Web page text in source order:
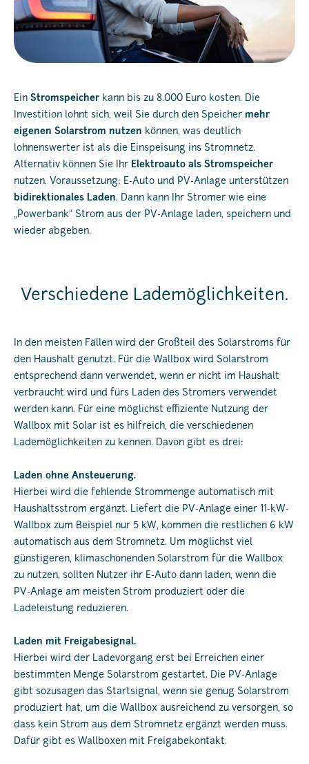
Ein Stromspeicher kann bis zu 8.000 Euro kosten. Die
Investition lohnt sich, weil Sie durch den Speicher mehr
eigenen Solarstrom nutzen können, was deutlich
lohnenswerter ist als die Einspeisung ins Stromnetz.
Alternativ können Sie Ihr Elektroauto als Stromspeicher
nutzen. Voraussetzung: E-Auto und PV-Anlage unterstützen
bidirektionales Laden. Dann kann Ihr Stromer wie eine
„Powerbank“ Strom aus der PV-Anlage laden, speichern und
wieder abgeben.
Verschiedene Lademöglichkeiten.
In den meisten Fällen wird der Großteil des Solarstroms für
den Haushalt genutzt. Für die Wallbox wird Solarstrom
entsprechend dann verwendet, wenn er nicht im Haushalt
verbraucht wird und fürs Laden des Stromers verwendet
werden kann. Für eine möglichst effiziente Nutzung der
Wallbox mit Solar ist es hilfreich, die verschiedenen
Lademöglichkeiten zu kennen. Davon gibt es drei:
Laden ohne Ansteuerung.
Hierbei wird die fehlende Strommenge automatisch mit
Haushaltsstrom ergänzt. Liefert die PV-Anlage einer 11-kW-
Wallbox zum Beispiel nur 5 kW, kommen die restlichen 6 kW
automatisch aus dem Stromnetz. Um möglichst viel
günstigeren, klimaschonenden Solarstrom für die Wallbox
zu nutzen, sollten Nutzer ihr E-Auto dann laden, wenn die
PV-Anlage am meisten Strom produziert oder die
Ladeleistung reduzieren.
Laden mit Freigabesignal.
Hierbei wird der Ladevorgang erst bei Erreichen einer
bestimmten Menge Solarstrom gestartet. Die PV-Anlage
gibt sozusagen das Startsignal, wenn sie genug Solarstrom
produziert hat, um die Wallbox ausreichend zu versorgen, so
dass kein Strom aus dem Stromnetz ergänzt werden muss.
Dafür gibt es Wallboxen mit Freigabekontakt.